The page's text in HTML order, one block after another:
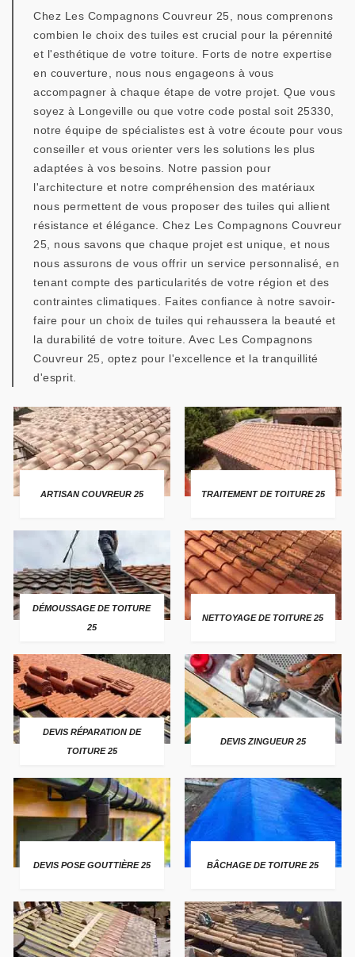
Chez Les Compagnons Couvreur 25, nous comprenons
combien le choix des tuiles est crucial pour la pérennité
et l'esthétique de votre toiture. Forts de notre expertise
en couverture, nous nous engageons à vous
accompagner à chaque étape de votre projet. Que vous
soyez à Longeville ou que votre code postal soit 25330,
notre équipe de spécialistes est à votre écoute pour vous
conseiller et vous orienter vers les solutions les plus
adaptées à vos besoins. Notre passion pour
l'architecture et notre compréhension des matériaux
nous permettent de vous proposer des tuiles qui allient
résistance et élégance. Chez Les Compagnons Couvreur
25, nous savons que chaque projet est unique, et nous
nous assurons de vous offrir un service personnalisé, en
tenant compte des particularités de votre région et des
contraintes climatiques. Faites confiance à notre savoir-
faire pour un choix de tuiles qui rehaussera la beauté et
la durabilité de votre toiture. Avec Les Compagnons
Couvreur 25, optez pour l'excellence et la tranquillité
d'esprit.
ARTISAN COUVREUR 25 TRAITEMENT DE TOITURE 25
DÉMOUSSAGE DE TOITURE
25
NETTOYAGE DE TOITURE 25
DEVIS RÉPARATION DE
TOITURE 25
DEVIS ZINGUEUR 25
DEVIS POSE GOUTTIÈRE 25 BÂCHAGE DE TOITURE 25